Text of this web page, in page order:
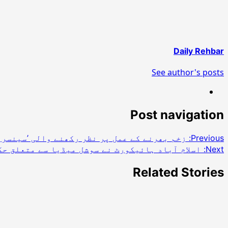
Daily Rehbar
See author's posts
Post navigation
Previous:
زخم بھرنے کے عمل پر نظر رکھنے والی
Next:
اسلام آباد ہائیکورٹ نے سوشل میڈیا سے متعلق
Related Stories